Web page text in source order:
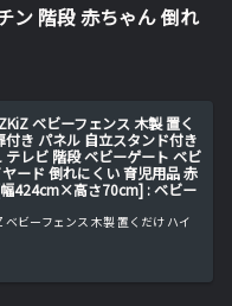
ン 階段 赤ちゃん 倒れ
ベビーフェンス 木製 置く
付き パネル 自立スタンド付き
テレビ 階段 ベビーゲート ベビ
ード 倒れにくい 育児用品 赤
424cm×高さ70cm] : ベビー
ビーフェンス 木製 置くだけ ハイ